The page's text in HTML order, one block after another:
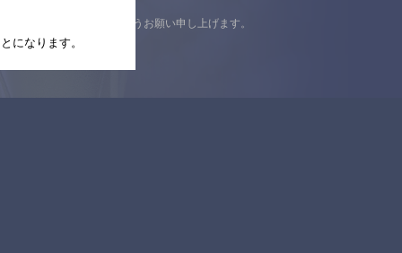
の上ご来店くださいますようお願い申し上げます。
になります。